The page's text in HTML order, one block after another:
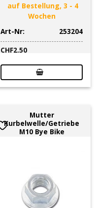
auf Bestellung, 3 - 4
Wochen
Art-Nr:
253204
CHF2.50
Mutter
Kurbelwelle/Getriebe
M10 Bye Bike